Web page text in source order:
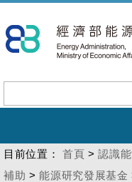
到
主
內
容
目前位置： 首頁 >認識
補助 >能源研究發展基金